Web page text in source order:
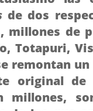
de dos
millones de
Totapuri,
remontan
original
millones,